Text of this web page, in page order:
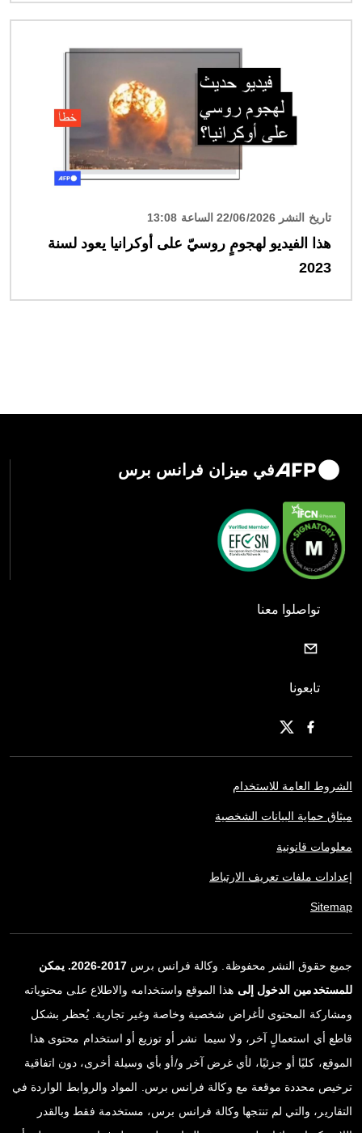
تاريخ النشر 22/06/2026 الساعة 13:08
هذا الفيديو لهجومٍ روسيّ على أوكرانيا يعود لسنة
2023
في ميزان فرانس برس
تواصلوا معنا
تابعونا
الشروط العامة للاستخدام
ميثاق حماية البيانات الشخصية
معلومات قانونية
إعدادات ملفات تعريف الارتباط
Sitemap
جميع حقوق النشر محفوظة. وكالة فرانس برس
2017-2026. يمكن
للمستخدمين الدخول إلى هذا الموقع واستخدامه والاطلاع على محتوياته
ومشاركة المحتوى لأغراض شخصية وخاصة وغير تجارية. يُحظر بشكل
قاطع أي استعمالٍ آخر، ولا سيما نشر أو توزيع أو استخدام محتوى هذا
الموقع، كليًا أو جزئيًا، لأي غرض آخر و/أو بأي وسيلة أخرى، دون اتفاقية
ترخيص محددة موقعة مع وكالة فرانس برس. المواد والروابط الواردة في
التقارير، والتي لم تنتجها وكالة فرانس برس، مستخدمة فقط وبالقدر